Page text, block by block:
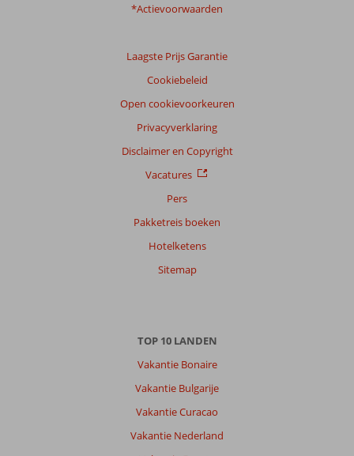
*Actievoorwaarden
Laagste Prijs Garantie
Cookiebeleid
Open cookievoorkeuren
Privacyverklaring
Disclaimer en Copyright
Vacatures
Pers
Pakketreis boeken
Hotelketens
Sitemap
TOP 10 LANDEN
Vakantie Bonaire
Vakantie Bulgarije
Vakantie Curacao
Vakantie Nederland